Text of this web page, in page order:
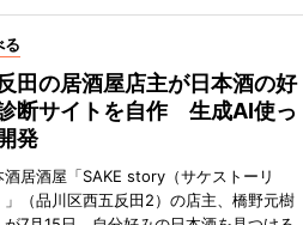
る
田の居酒屋店主が日本酒の好
断サイトを自作 生成AI使っ
発
酒居酒屋「SAKE story（サケストーリ
」（品川区西五反田2）の店主、橋野元樹